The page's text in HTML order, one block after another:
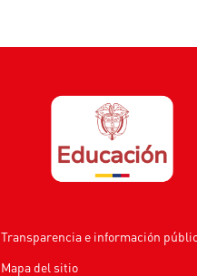
Transparencia e información
Mapa del sitio